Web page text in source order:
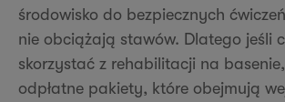
środowisko do bezpiecznych
nie obciążają stawów. Dlatego jeśli
skorzystać z rehabilitacji na
odpłatne pakiety, które obejmują